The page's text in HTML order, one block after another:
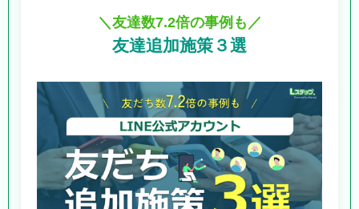
＼友達数7.2倍の事例も／
友達追加施策３選